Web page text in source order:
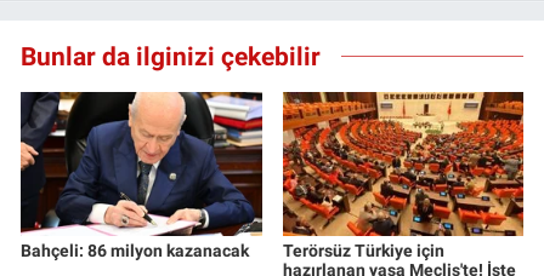
Bunlar da ilginizi çekebilir
Bahçeli: 86 milyon kazanacak
Terörsüz Türkiye için
hazırlanan yasa Meclis'te! İşte